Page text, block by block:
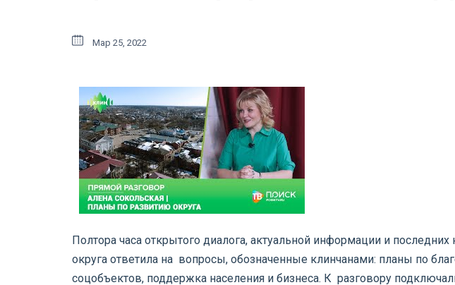
Мар 25, 2022
Полтора часа открытого диалога, актуальной информации и
округа ответила на вопросы, обозначенные клинчанами: планы по
соцобъектов, поддержка населения и бизнеса. К разговору